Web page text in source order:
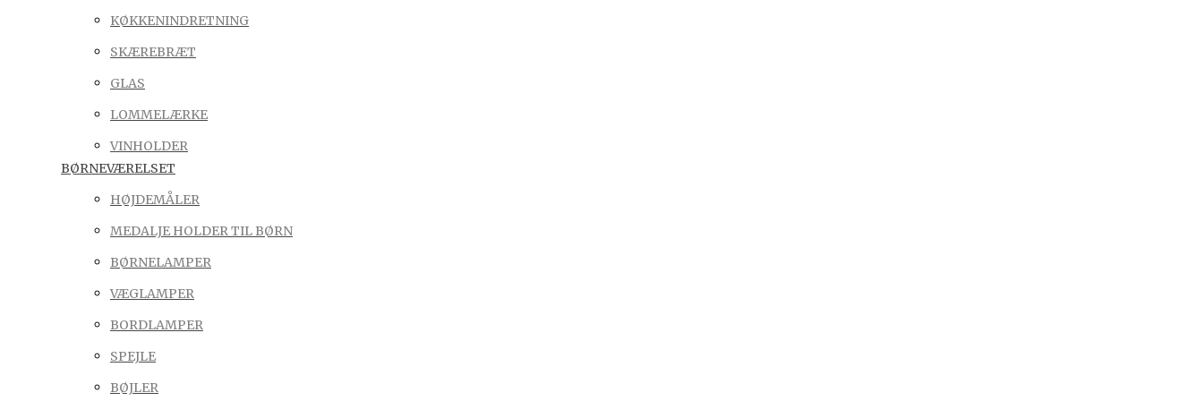
KØKKENINDRETNING
SKÆREBRÆT
GLAS
LOMMELÆRKE
VINHOLDER
BØRNEVÆRELSET
HØJDEMÅLER
MEDALJE HOLDER TIL BØRN
BØRNELAMPER
VÆGLAMPER
BORDLAMPER
SPEJLE
BØJLER